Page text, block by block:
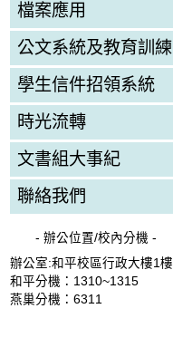
檔案應用
公文系統及教育訓練
學生信件招領系統
時光流轉
文書組大事紀
聯絡我們
- 辦公位置/校內分機 -
辦公室:和平校區行政大樓1樓
和平分機：1310~1315
燕巢分機：6311